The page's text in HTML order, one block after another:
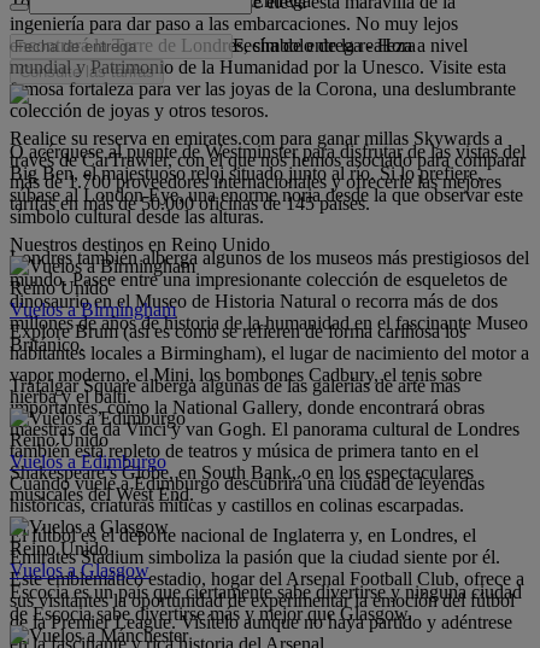
ingeniería para dar paso a las embarcaciones. No muy lejos
encontrará la Torre de Londres, símbolo de la realeza a nivel
mundial y Patrimonio de la Humanidad por la Unesco. Visite esta
famosa fortaleza para ver las joyas de la Corona, una deslumbrante
colección de joyas y otros tesoros.
O acérquese al puente de Westminster para disfrutar de las vistas del
Big Ben, el majestuoso reloj situado junto al río. Si lo prefiere,
súbase al London Eye, una enorme noria desde la que observar este
símbolo cultural desde las alturas.
Londres también alberga algunos de los museos más prestigiosos del
mundo. Pasee entre una impresionante colección de esqueletos de
dinosaurio en el Museo de Historia Natural o recorra más de dos
millones de años de historia de la humanidad en el fascinante Museo
Británico.
Trafalgar Square alberga algunas de las galerías de arte más
importantes, como la National Gallery, donde encontrará obras
maestras de da Vinci y van Gogh. El panorama cultural de Londres
también está repleto de teatros y música de primera tanto en el
Shakespeare’s Globe, en South Bank, o en los espectaculares
musicales del West End.
El fútbol es el deporte nacional de Inglaterra y, en Londres, el
Emirates Stadium simboliza la pasión que la ciudad siente por él.
Este emblemático estadio, hogar del Arsenal Football Club, ofrece a
sus visitantes la oportunidad de experimentar la emoción del fútbol
de la Premier League. Visítelo aunque no haya partido y adéntrese
en la fascinante y rica historia del Arsenal.
Fecha de entrega - Hora
Consulte las tarifas
Realice su reserva en emirates.com para ganar millas Skywards a
través de CarTrawler, con el que nos hemos asociado para comparar
más de 1.700 proveedores internacionales y ofrecerle las mejores
tarifas en más de 50.000 oficinas de 145 países.
Nuestros destinos en Reino Unido
Reino Unido
Vuelos a Birmingham
Explore Brum (así es como se refieren de forma cariñosa los
habitantes locales a Birmingham), el lugar de nacimiento del motor a
vapor moderno, el Mini, los bombones Cadbury, el tenis sobre
hierba y el balti.
Reino Unido
Vuelos a Edimburgo
Cuando vuele a Edimburgo descubrirá una ciudad de leyendas
históricas, criaturas míticas y castillos en colinas escarpadas.
Reino Unido
Vuelos a Glasgow
Escocia es un país que ciertamente sabe divertirse y ninguna ciudad
de Escocia sabe divertirse más y mejor que Glasgow.